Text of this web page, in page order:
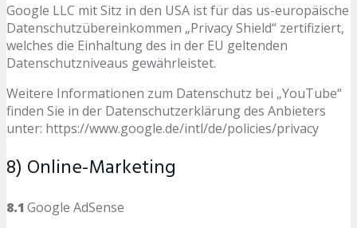
Google LLC mit Sitz in den USA ist für das us-europäische
Datenschutzübereinkommen „Privacy Shield“ zertifiziert,
welches die Einhaltung des in der EU geltenden
Datenschutzniveaus gewährleistet.
Weitere Informationen zum Datenschutz bei „YouTube“
finden Sie in der Datenschutzerklärung des Anbieters
unter: https://www.google.de/intl/de/policies/privacy
8) Online-Marketing
8.1 Google AdSense